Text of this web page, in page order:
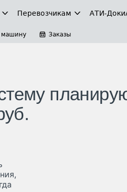
Перевозчикам АТИ-Доки
машину Заказы